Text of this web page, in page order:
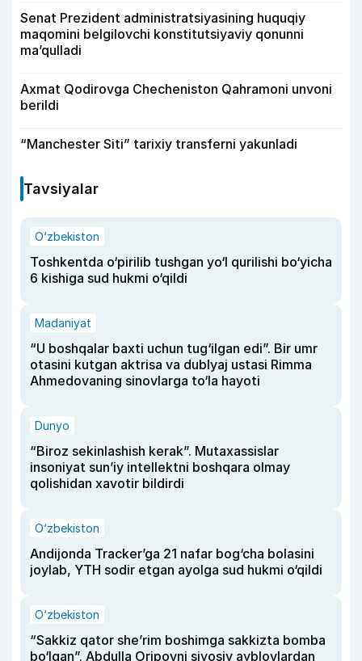
Senat Prezident administratsiyasining huquqiy
maqomini belgilovchi konstitutsiyaviy qonunni
ma’qulladi
Axmat Qodirovga Checheniston Qahramoni unvoni
berildi
“Manchester Siti” tarixiy transferni yakunladi
Tavsiyalar
O‘zbekiston
Toshkentda o‘pirilib tushgan yo‘l qurilishi bo‘yicha
6 kishiga sud hukmi o‘qildi
Madaniyat
“U boshqalar baxti uchun tug‘ilgan edi”. Bir umr
otasini kutgan aktrisa va dublyaj ustasi Rimma
Ahmedovaning sinovlarga to‘la hayoti
Dunyo
“Biroz sekinlashish kerak”. Mutaxassislar
insoniyat sun’iy intellektni boshqara olmay
qolishidan xavotir bildirdi
O‘zbekiston
Andijonda Tracker’ga 21 nafar bog‘cha bolasini
joylab, YTH sodir etgan ayolga sud hukmi o‘qildi
O‘zbekiston
“Sakkiz qator she’rim boshimga sakkizta bomba
bo‘lgan”. Abdulla Oripovni siyosiy ayblovlardan